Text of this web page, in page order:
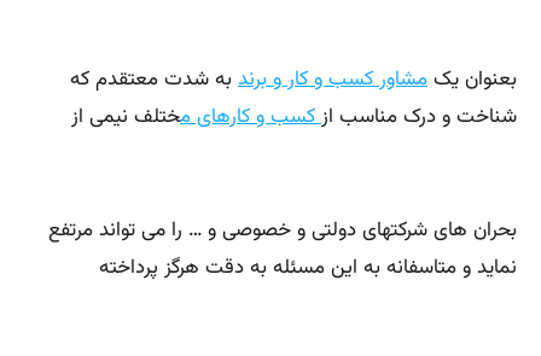
بعنوان یکمشاور کسب و کار و برندبه شدت معتقدم که
شناخت و درک مناسب ازکسب و کارهای مختلف نیمی از
بحران های شرکتهای دولتی و خصوصی و … را می تواند مرتفع
نماید و متاسفانه به این مسئله به دقت هرگز پرداخته